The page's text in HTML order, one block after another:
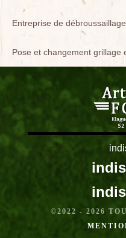
Entreprise de
Pose et changement grillage
©2022 - 2026